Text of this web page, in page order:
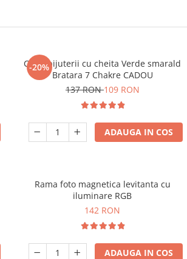
-20%
Cutie bijuterii cu cheita Verde smarald
Bratara 7 Chakre CADOU
137 RON109 RON
ADAUGA IN COS
Rama foto magnetica levitanta cu
iluminare RGB
142 RON
ADAUGA IN COS